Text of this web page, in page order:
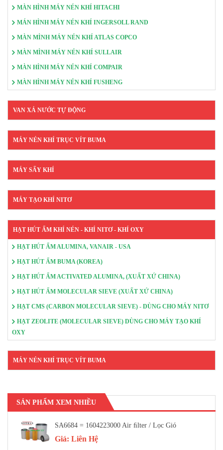
MÀN HÌNH MÁY NÉN KHÍ HITACHI
MÁN HÌNH MÁY NÉN KHÍ INGERSOLL RAND
MÀN MÌNH MÁY NÉN KHÍ ATLAS COPCO
MÀN MÌNH MÁY NÉN KHÍ SULLAIR
MÀN HÌNH MÁY NÉN KHÍ COMPAIR
MÀN HÌNH MÁY NÉN KHÍ FUSHENG
VAN XẢ NƯỚC TỰ ĐỘNG
MÁY NÉN KHÍ TRỤC VÍT BUMA
MÁY SẤY KHÍ
MÁY TẠO KHÍ NITƠ
HẠT HÚT ẨM KHÍ NÉN - KHÍ NITƠ - KHÍ OXY
HẠT HÚT ẨM ALUMINA, VANAIR - USA
HẠT HÚT ẨM BUMA (KOREA)
HẠT HÚT ẨM ACTIVATED ALUMINA, (XUẤT XỨ CHINA)
HẠT HÚT ẨM MOLECULAR SIEVE (XUẤT XỨ CHINA)
HẠT CMS (CARBON MOLECULAR SIEVE) - DÙNG CHO MÁY NITƠ
HẠT ZEOLITE (MOLECULAR SIEVE) DÙNG CHO MÁY TẠO KHÍ
OXY
MÁY NÉN KHÍ TRỤC VÍT BUMA
SẢN PHẨM XEM NHIỀU
SA6684 = 1604223000 Air FIlter / Lọc Gió
Giá: Liên Hệ